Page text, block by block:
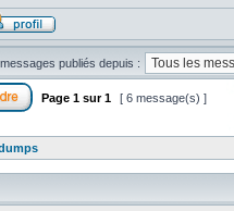
publiés depuis :
Page 1 sur1 [ 6 message(s) ]